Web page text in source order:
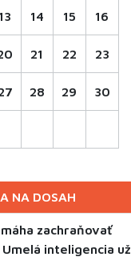
13 14 15 16
21 22 23
28 29 30
NA DOSAH
zachraňovať
inteligencia už